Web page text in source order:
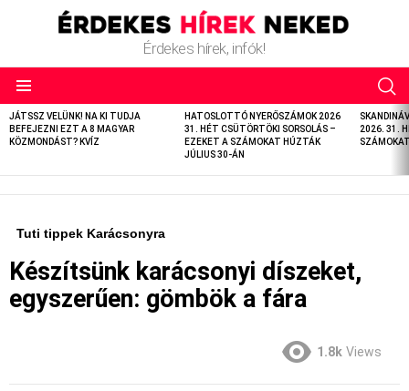
Érdekes hírek, infók!
LATEST
STORIES
JÁTSSZ VELÜNK! NA KI TUDJA
BEFEJEZNI EZT A 8 MAGYAR
KÖZMONDÁST? KVÍZ
HATOSLOTTÓ NYERŐSZÁMOK 2026
31. HÉT CSÜTÖRTÖKI SORSOLÁS –
EZEKET A SZÁMOKAT HÚZTÁK
JÚLIUS 30-ÁN
2026. 31.
Tuti tippek Karácsonyra
Készítsünk karácsonyi díszeket,
egyszerűen: gömbök a fára
1.8k Views